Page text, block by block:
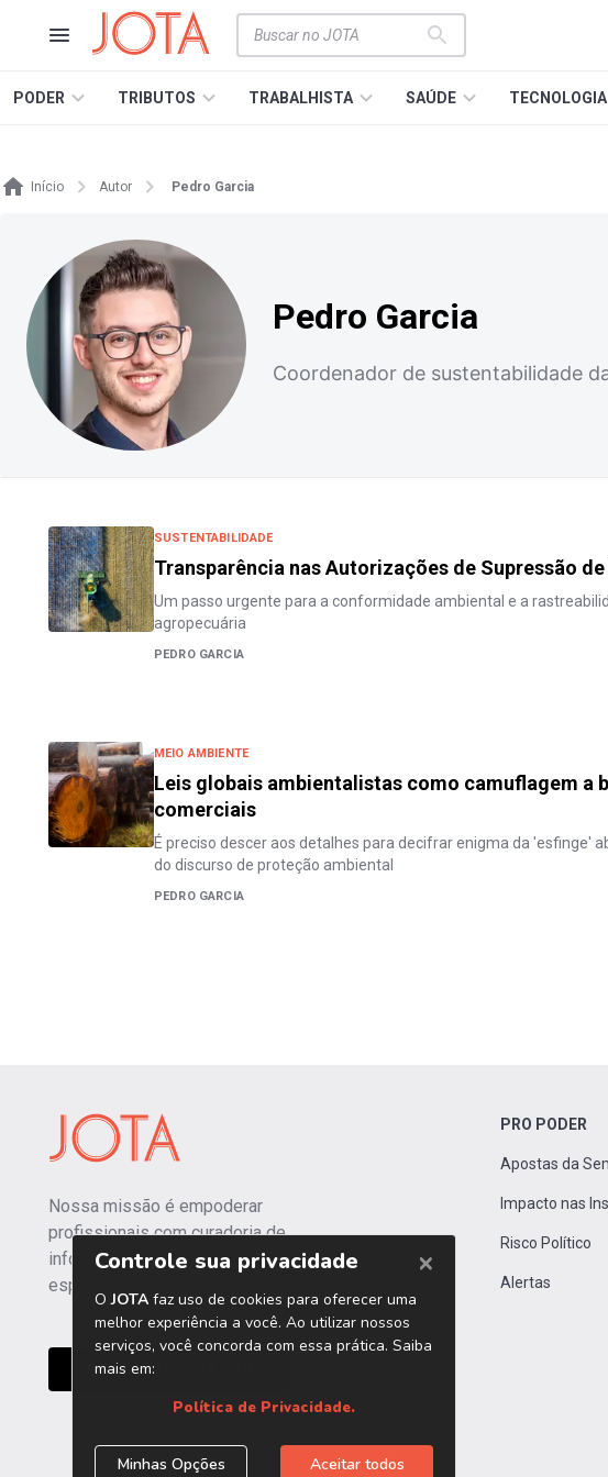
PODER TRIBUTOS TRABALHISTA SAÚDE TECNOLOGIA
Início Autor Pedro Garcia
Pedro Garcia
Coordenador de sustentabilidade
SUSTENTABILIDADE
Transparência nas Autorizações de Supressão
Um passo urgente para a conformidade ambiental e a
agropecuária
PEDRO GARCIA
MEIO AMBIENTE
Leis globais ambientalistas como camuflagem a
comerciais
É preciso descer aos detalhes para decifrar enigma da 'esfinge'
do discurso de proteção ambiental
PEDRO GARCIA
Nossa missão é empoderar
profissionais com curadoria de
informações independentes e
especializadas.
CONHEÇA O JOTA PRO
PRO PODER
Apostas da
Impacto nas
Risco Político
Alertas